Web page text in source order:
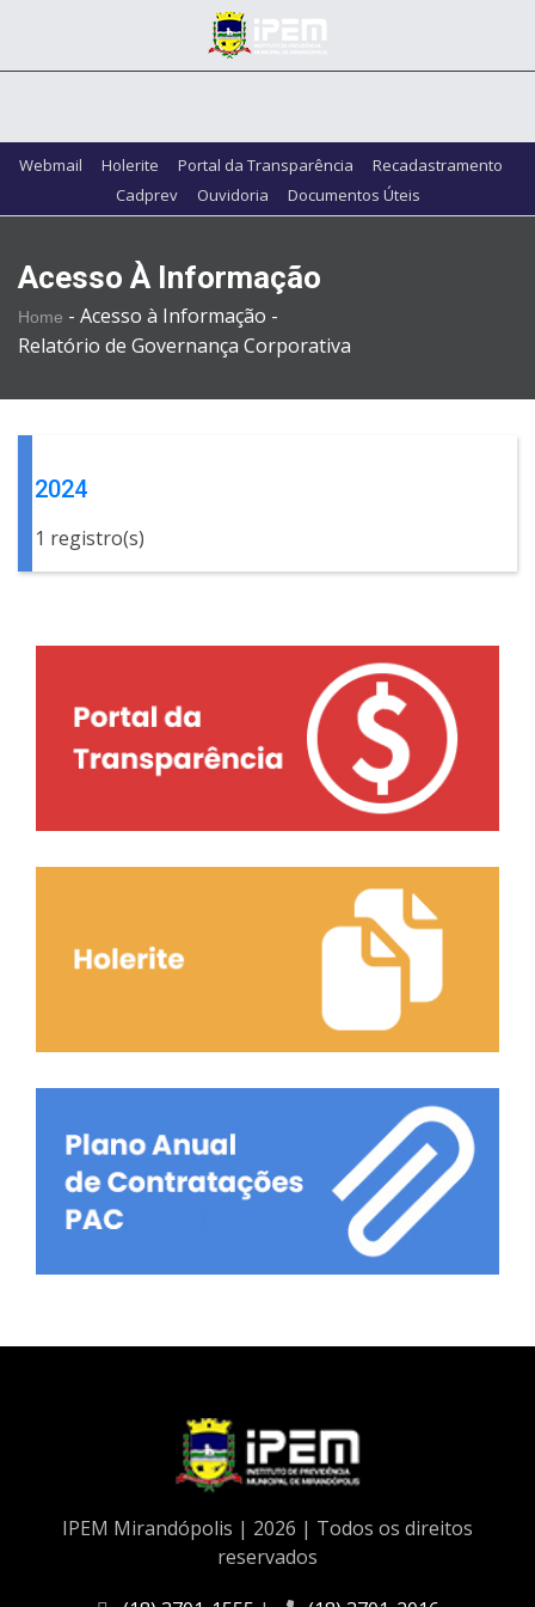
Webmail Holerite Portal da Transparência
Recadastramento
Cadprev
Ouvidoria Documentos Úteis
Acesso À Informação
Home - Acesso à Informação -
Relatório de Governança Corporativa
2024
1 registro(s)
IPEM Mirandópolis | 2026 | Todos os direitos
reservados